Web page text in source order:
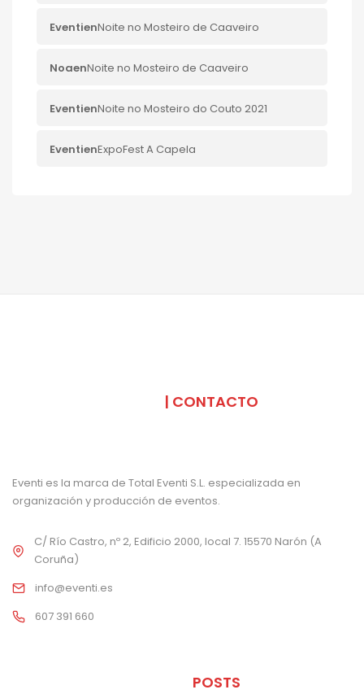
EventienNoite no Mosteiro de Caaveiro
NoaenNoite no Mosteiro de Caaveiro
EventienNoite no Mosteiro do Couto 2021
EventienExpoFest A Capela
| CONTACTO
Eventi es la marca de Total Eventi S.L. especializada en
organización y producción de eventos.
C/ Río Castro, nº 2, Edificio 2000, local 7. 15570 Narón (A
Coruña)
info@eventi.es
607 391 660
POSTS